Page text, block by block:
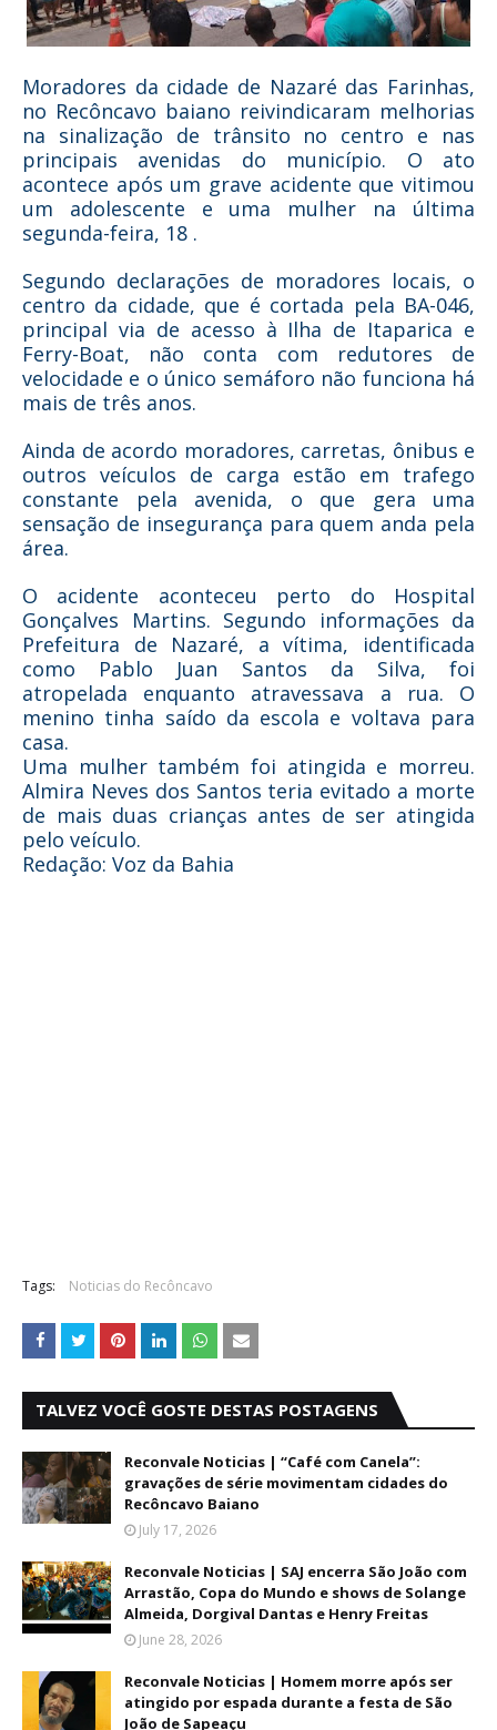
Moradores da cidade de Nazaré das Farinhas,
no Recôncavo baiano reivindicaram melhorias
na sinalização de trânsito no centro e nas
principais avenidas do município. O ato
acontece após um grave acidente que vitimou
um adolescente e uma mulher na última
segunda-feira, 18 .
Segundo declarações de moradores locais, o
centro da cidade, que é cortada pela BA-046,
principal via de acesso à Ilha de Itaparica e
Ferry-Boat, não conta com redutores de
velocidade e o único semáforo não funciona há
mais de três anos.
Ainda de acordo moradores, carretas, ônibus e
outros veículos de carga estão em trafego
constante pela avenida, o que gera uma
sensação de insegurança para quem anda pela
área.
O acidente aconteceu perto do Hospital
Gonçalves Martins. Segundo informações da
Prefeitura de Nazaré, a vítima, identificada
como Pablo Juan Santos da Silva, foi
atropelada enquanto atravessava a rua. O
menino tinha saído da escola e voltava para
casa.
Uma mulher também foi atingida e morreu.
Almira Neves dos Santos teria evitado a morte
de mais duas crianças antes de ser atingida
pelo veículo.
Redação: Voz da Bahia
Tags: Noticias do Recôncavo
TALVEZ VOCÊ GOSTE DESTAS POSTAGENS
Reconvale Noticias | “Café com Canela”:
gravações de série movimentam cidades do
Recôncavo Baiano
July 17, 2026
Reconvale Noticias | SAJ encerra São João com
Arrastão, Copa do Mundo e shows de Solange
Almeida, Dorgival Dantas e Henry Freitas
June 28, 2026
Reconvale Noticias | Homem morre após ser
atingido por espada durante a festa de São
João de Sapeaçu